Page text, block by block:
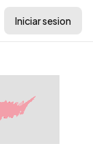
Iniciar sesion